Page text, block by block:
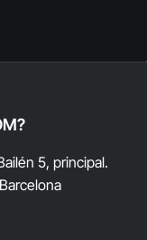
5, principal.